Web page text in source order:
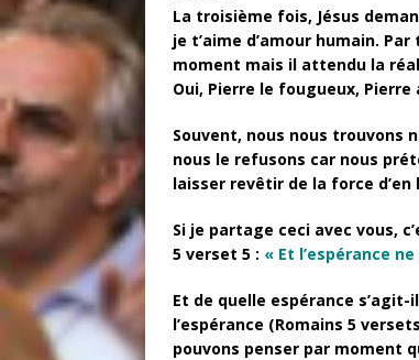
La troisième fois, Jésus
je t’aime d’amour humain. Par
moment mais il attendu la
Oui, Pierre le fougueux,
Souvent, nous nous trouvons
nous le refusons car nous
laisser revêtir de la force d’en
Si je partage ceci avec vous,
5 verset 5 : « Et l’espérance
Et de quelle espérance
l’espérance (Romains 5
pouvons penser par moment